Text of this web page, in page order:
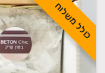
כולל משלוח